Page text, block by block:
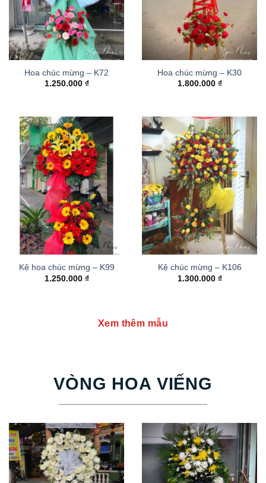
Hoa chúc mừng – K72
1.250.000 ₫
Hoa chúc mừng – K30
1.800.000 ₫
Kệ hoa chúc mừng – K99
1.250.000 ₫
Kệ chúc mừng – K106
1.300.000 ₫
Xem thêm mẫu
VÒNG HOA VIẾNG